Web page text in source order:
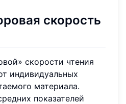
скорость
скорости чтения
индивидуальных
материала.
показателей